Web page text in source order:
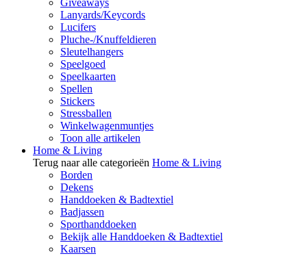
Giveaways
Lanyards/Keycords
Lucifers
Pluche-/Knuffeldieren
Sleutelhangers
Speelgoed
Speelkaarten
Spellen
Stickers
Stressballen
Winkelwagenmuntjes
Toon alle artikelen
Home & Living
Terug naar alle categorieën Home & Living
Borden
Dekens
Handdoeken & Badtextiel
Badjassen
Sporthanddoeken
Bekijk alle Handdoeken & Badtextiel
Kaarsen